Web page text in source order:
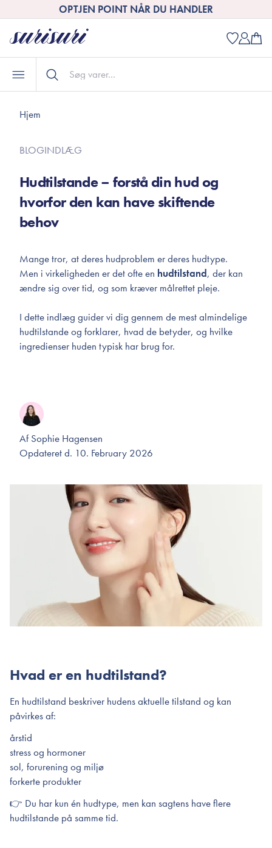
OPTJEN POINT NÅR DU HANDLER
Hjem
BLOGINDLÆG
Hudtilstande – forstå din hud og
hvorfor den kan have skiftende
behov
Mange tror, at deres hudproblem er deres hudtype.
Men i virkeligheden er det ofte en hudtilstand, der kan
ændre sig over tid, og som kræver målrettet pleje.
I dette indlæg guider vi dig gennem de mest almindelige
hudtilstande og forklarer, hvad de betyder, og hvilke
ingredienser huden typisk har brug for.
AfSophie Hagensen
Opdateret d. 10. February 2026
Hvad er en hudtilstand?
En hudtilstand beskriver hudens aktuelle tilstand og kan
påvirkes af:
årstid
stress og hormoner
sol, forurening og miljø
forkerte produkter
👉 Du har kun én hudtype, men kan sagtens have flere
hudtilstande på samme tid.